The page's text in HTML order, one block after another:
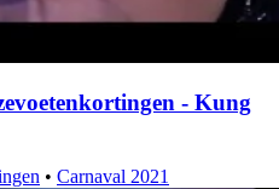
- Kung
• Carnaval 2021